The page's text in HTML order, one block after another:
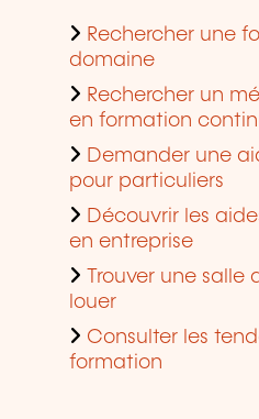
Rechercher une
domaine
Rechercher un
en formation
Demander une
pour particuliers
Découvrir les
en entreprise
Trouver une
louer
Consulter les
formation